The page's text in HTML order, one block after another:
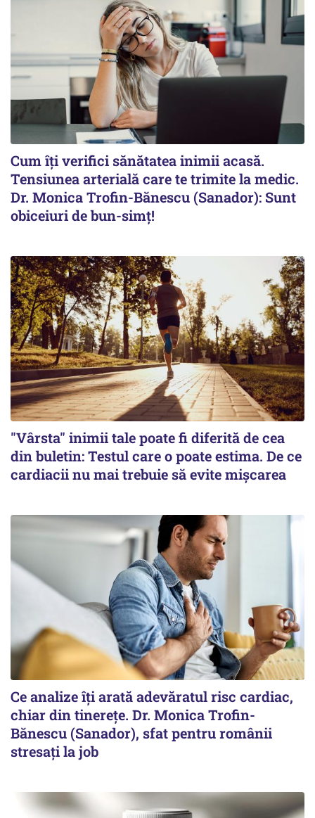
Cum îți verifici sănătatea inimii acasă.
Tensiunea arterială care te trimite la medic.
Dr. Monica Trofin-Bănescu (Sanador): Sunt
obiceiuri de bun-simț!
"Vârsta" inimii tale poate fi diferită de cea
din buletin: Testul care o poate estima. De ce
cardiacii nu mai trebuie să evite mișcarea
Ce analize îți arată adevăratul risc cardiac,
chiar din tinerețe. Dr. Monica Trofin-
Bănescu (Sanador), sfat pentru românii
stresați la job